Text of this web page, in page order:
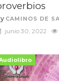
CAMINOS DE
junio 30, 2022